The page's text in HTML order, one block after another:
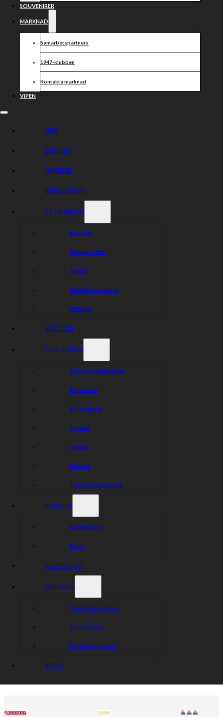
SOUVENIRER
MARKNAD
Samarbetspartners
1947-klubben
Kontakta marknad
VIPEN
HEM
ESS PLAY
NYHETER
INFO VÄSKOR
GÅ PÅ MATCH
Kalender
Biljetter & Info
Årskort
Nästa hemmamatch
Hitta hit!
VÅRA LAG
FÖRENINGEN
Ungdomsverksamhet
Bli medlem
Bli funktionär
Styrelse
Arenan
Historia
Träning/Öppen bana
KONTAKT
Kontakta oss
Press
SOUVENIRER
MARKNAD
Samarbetspartners
1947-klubben
Kontakta marknad
VIPEN